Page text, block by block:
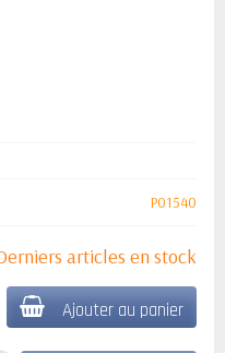
P01540
articles en stock
Ajouter au panier